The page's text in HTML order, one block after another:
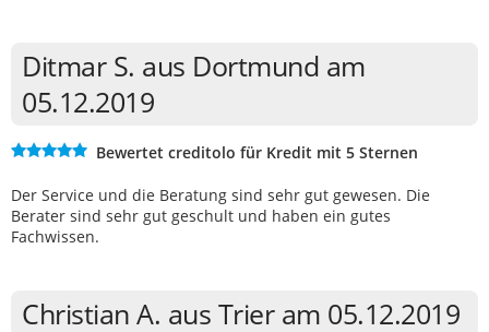
Ditmar S. aus Dortmund am
05.12.2019
Bewertet creditolo für Kredit mit 5 Sternen
Der Service und die Beratung sind sehr gut gewesen. Die
Berater sind sehr gut geschult und haben ein gutes
Fachwissen.
Christian A. aus Trier am 05.12.2019